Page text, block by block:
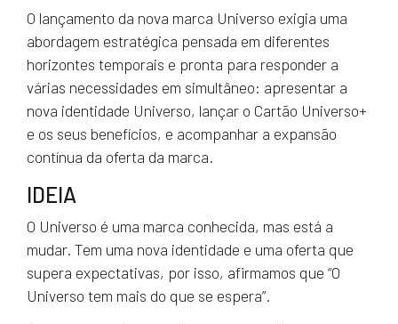
O lançamento da nova marca Universo exigia uma
abordagem estratégica pensada em diferentes
horizontes temporais e pronta para responder a
várias necessidades em simultâneo: apresentar a
nova identidade Universo, lançar o Cartão Universo+
e os seus benefícios, e acompanhar a expansão
contínua da oferta da marca.
IDEIA
O Universo é uma marca conhecida, mas está a
mudar. Tem uma nova identidade e uma oferta que
supera expectativas, por isso, afirmamos que “O
Universo tem mais do que se espera”.